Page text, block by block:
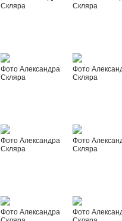
Скляра
Скляра
Фото Александра
Скляра
Фото
Скляра
Фото Александра
Скляра
Фото
Скляра
Фото Александра
Фото